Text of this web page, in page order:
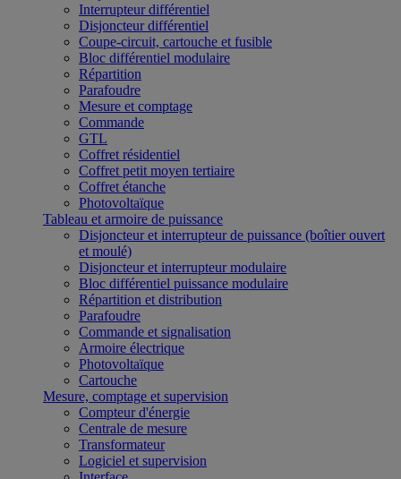
Interrupteur différentiel
Disjoncteur différentiel
Coupe-circuit, cartouche et fusible
Bloc différentiel modulaire
Répartition
Parafoudre
Mesure et comptage
Commande
GTL
Coffret résidentiel
Coffret petit moyen tertiaire
Coffret étanche
Photovoltaïque
Tableau et armoire de puissance
Disjoncteur et interrupteur de puissance (boîtier ouvert
et moulé)
Disjoncteur et interrupteur modulaire
Bloc différentiel puissance modulaire
Répartition et distribution
Parafoudre
Commande et signalisation
Armoire électrique
Photovoltaïque
Cartouche
Mesure, comptage et supervision
Compteur d'énergie
Centrale de mesure
Transformateur
Logiciel et supervision